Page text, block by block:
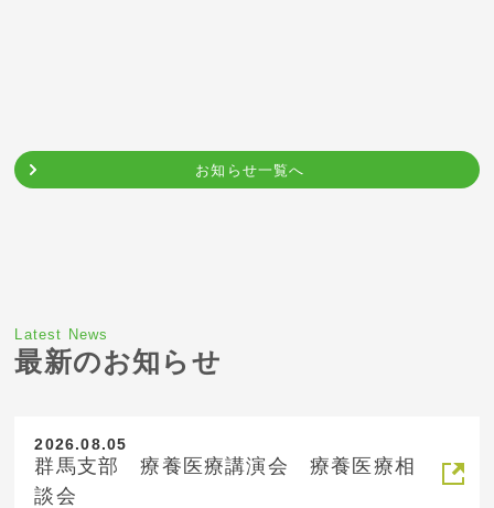
お知らせ一覧へ
Latest News
最新のお知らせ
2026.08.05
群馬支部 療養医療講演会 療養医療相
談会